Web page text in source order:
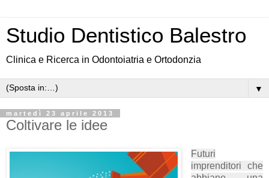
Studio Dentistico Balestro
Clinica e Ricerca in Odontoiatria e Ortodonzia
▼
martedì 23 aprile 2013
Coltivare le idee
Futuri
imprenditori che